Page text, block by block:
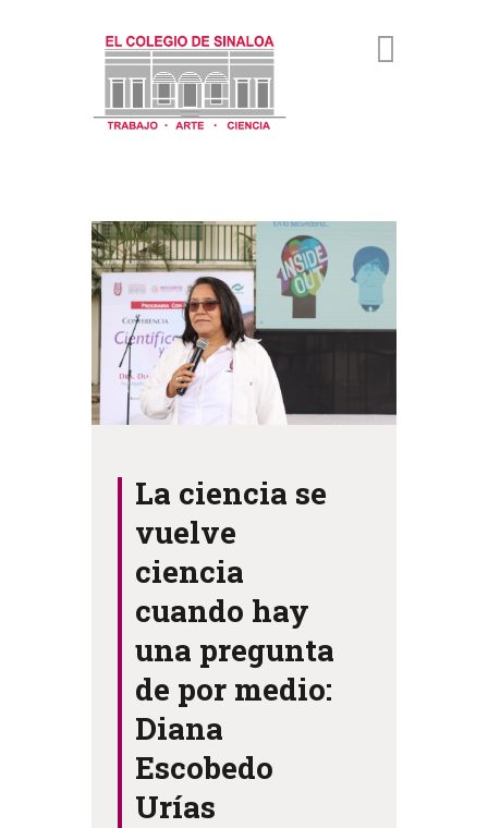
NOSOTROS
VINCULACIÓN
DIFUSIÓN
CONVOCATORIAS
ACERVOS
TRANSPARENCIA
La ciencia se
vuelve
ciencia
cuando hay
una pregunta
de por medio:
Diana
Escobedo
Urías